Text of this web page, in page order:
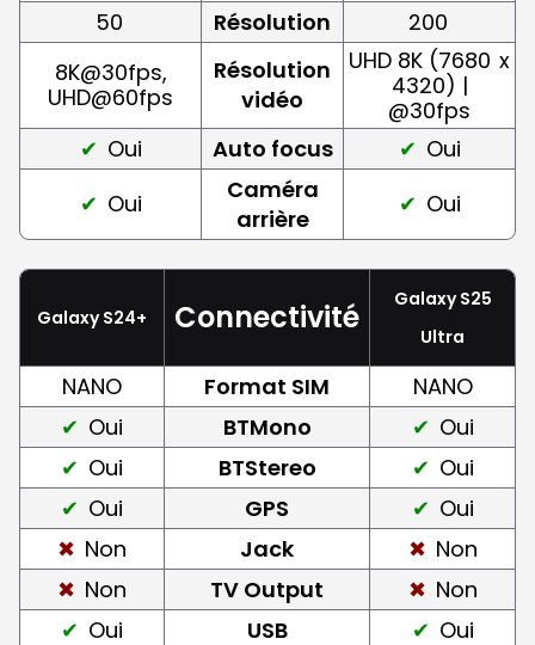
50
Résolution
200
8K@30fps,
UHD@60fps
Résolution
vidéo
UHD 8K (7680 x
4320) |
@30fps
Oui
Auto focus
Oui
Oui
Caméra
arrière
Oui
Galaxy S24+ Connectivité
Galaxy S25
Ultra
NANO Format SIM
NANO
Oui
BTMono
Oui
Oui
BTStereo
Oui
Oui
GPS
Oui
Non
Jack
Non
Non
TV Output
Non
Oui
USB
Oui